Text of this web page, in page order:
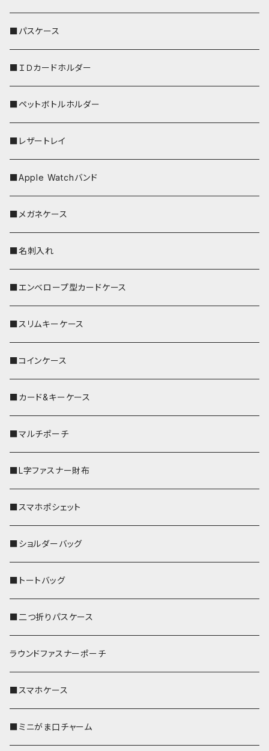
リールのみ
ストラップ付
■パスケース
■ＩＤカードホルダー
■ペットボトルホルダー
■レザートレイ
■Apple Watchバンド
■メガネケース
■名刺入れ
■エンベロープ型カードケース
■スリムキーケース
■コインケース
■カード&キーケース
■マルチポーチ
■L字ファスナー財布
■スマホポシェット
■ショルダーバッグ
■トートバッグ
■二つ折りパスケース
ラウンドファスナーポーチ
■スマホケース
■ミニがま口チャーム